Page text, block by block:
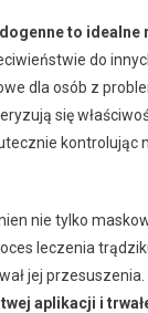
to
do
dla osób z
się
kontrolując
nie tylko
leczenia
jej przesuszenia.
aplikacji i